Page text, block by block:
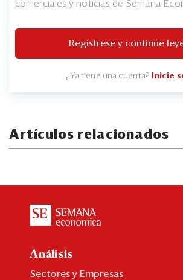
comerciales y noticias de Semana
Regístrese y continúe
¿Ya tiene una cuenta? Inicie
Artículos relacionados
Análisis
Sectores y Empresas